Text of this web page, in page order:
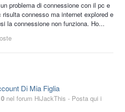
problema di connessione con il pc e
connesso ma internet explored e
la connessione non funziona. Ho...
Di Mia Figlia
nel forum HiJackThis - Posta qui i